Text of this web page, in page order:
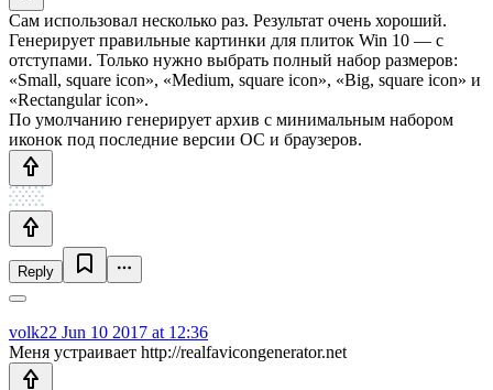
Сам использовал несколько раз. Результат очень хороший.
Генерирует правильные картинки для плиток Win 10 — с
отступами. Только нужно выбрать полный набор размеров:
«Small, square icon», «Medium, square icon», «Big, square icon» и
«Rectangular icon».
По умолчанию генерирует архив с минимальным набором
иконок под последние версии ОС и браузеров.
Reply
volk22 Jun 10 2017 at 12:36
Меня устраивает http://realfavicongenerator.net